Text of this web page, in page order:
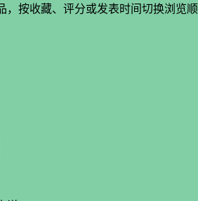
，按收藏、评分或发表时间切换浏览顺